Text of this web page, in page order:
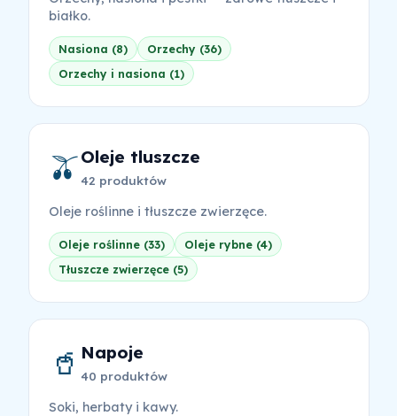
białko.
Nasiona (8)
Orzechy (36)
Orzechy i nasiona (1)
🫒Oleje tluszcze
42 produktów
Oleje roślinne i tłuszcze zwierzęce.
Oleje roślinne (33)
Oleje rybne (4)
Tłuszcze zwierzęce (5)
🥤 Napoje
40 produktów
Soki, herbaty i kawy.